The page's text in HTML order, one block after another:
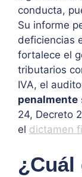
conducta,
Su informe
deficiencias
fortalece el
tributarios
IVA, el
penalmente
24, Decreto
el dictamen
¿Cuál